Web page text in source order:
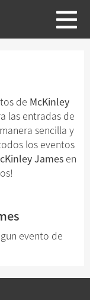
de McKinley
las entradas de
sencilla y
los eventos
James en
evento de